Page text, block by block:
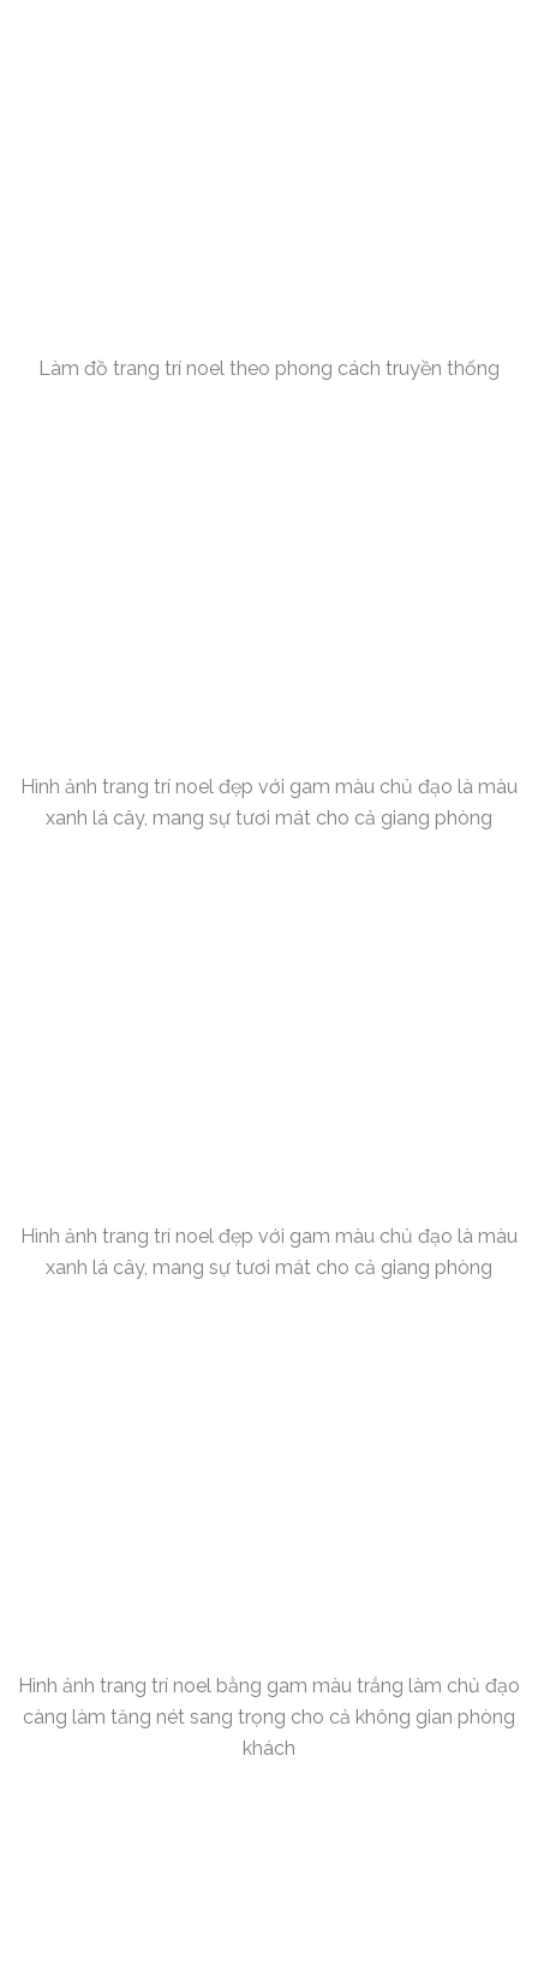
Làm đồ trang trí noel theo phong cách truyền thống
Hình ảnh trang trí noel đẹp với gam màu chủ đạo là màu
xanh lá cây, mang sự tươi mát cho cả giang phòng
Hình ảnh trang trí noel đẹp với gam màu chủ đạo là màu
xanh lá cây, mang sự tươi mát cho cả giang phòng
Hình ảnh trang trí noel bằng gam màu trắng làm chủ đạo
càng làm tăng nét sang trọng cho cả không gian phòng
khách